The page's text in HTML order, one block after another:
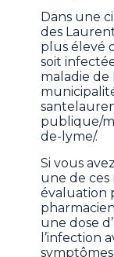
Dans une
des
plus élevé
soit
maladie de
publique/
de-lyme/.
Si vous
une de ces
évaluation
une dose
l’infection
symptômes.